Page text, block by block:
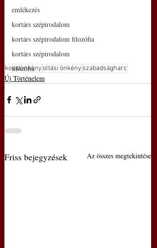
emlékezés
kortárs szépirodalom
kortárs szépirodalom filozófia
kortárs szépirodalom
filozófia
kovidönkényoltási önkény szabadságharc
Új Történelem
Friss bejegyzések Az összes megtekintése